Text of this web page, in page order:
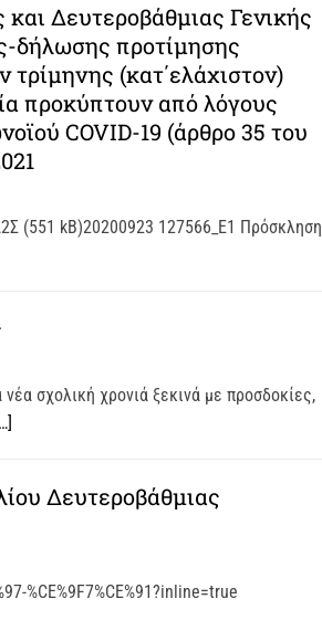
Δευτεροβάθμιας Γενικής
δήλωσης προτίμησης
(κατ΄ελάχιστον)
προκύπτουν από λόγους
COVID-19 (άρθρο 35 του
(551 kB)20200923 127566_Ε1 Πρόσκληση
σχολική χρονιά ξεκινά με προσδοκίες,
Δευτεροβάθμιας
%CE%9F7%CE%91?inline=true